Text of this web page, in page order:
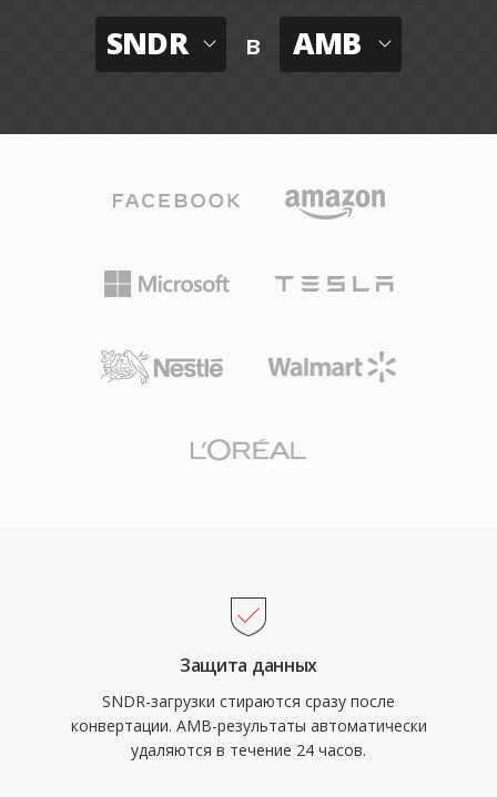
SNDR в AMB
Защита данных
SNDR-загрузки стираются сразу после
конвертации. AMB-результаты автоматически
удаляются в течение 24 часов.